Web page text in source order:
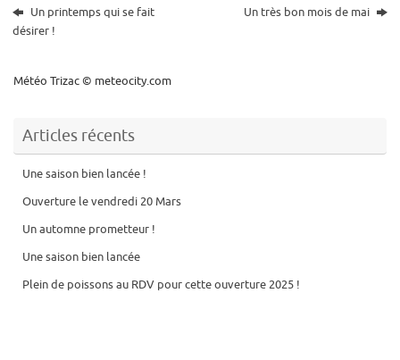
Un printemps qui se fait
désirer !
Un très bon mois de mai
Météo Trizac© meteocity.com
Articles récents
Une saison bien lancée !
Ouverture le vendredi 20 Mars
Un automne prometteur !
Une saison bien lancée
Plein de poissons au RDV pour cette ouverture 2025 !